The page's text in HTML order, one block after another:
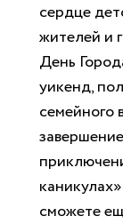
сердце
жителей и
День
уикенд,
семейного
сможете